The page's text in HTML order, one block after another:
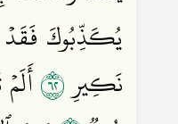
يُكَذِّبُوكَ فَقَدۡ
نَكِيرِ٢٦